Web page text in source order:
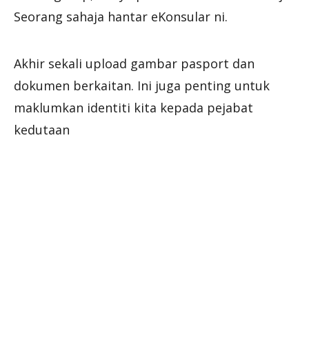
Seorang sahaja hantar eKonsular ni.
Akhir sekali upload gambar pasport dan
dokumen berkaitan. Ini juga penting untuk
maklumkan identiti kita kepada pejabat
kedutaan